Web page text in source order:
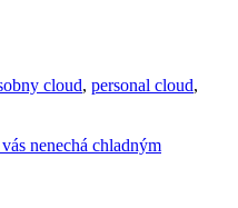
cloud, personal cloud,
nenechá chladným